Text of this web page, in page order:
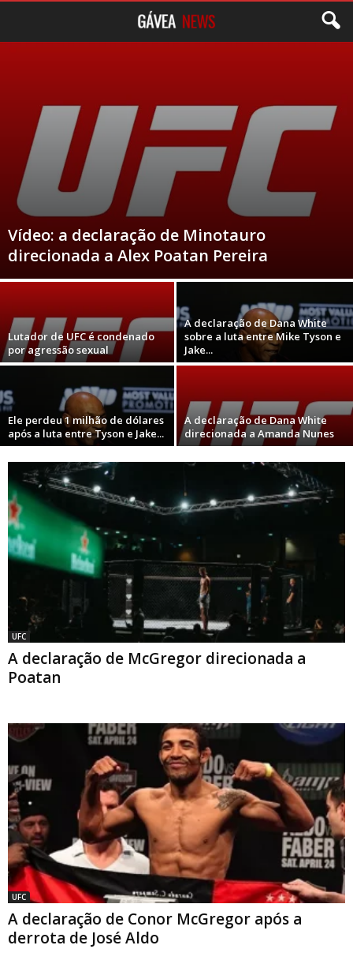
Vídeo: a declaração de Minotauro
direcionada a Alex Poatan Pereira
Lutador de UFC é condenado
por agressão sexual
A declaração de Dana White
sobre a luta entre Mike Tyson e
Jake...
Ele perdeu 1 milhão de dólares
após a luta entre Tyson e Jake...
A declaração de Dana White
direcionada a Amanda Nunes
UFC
A declaração de McGregor direcionada a
Poatan
UFC
A declaração de Conor McGregor após a
derrota de José Aldo